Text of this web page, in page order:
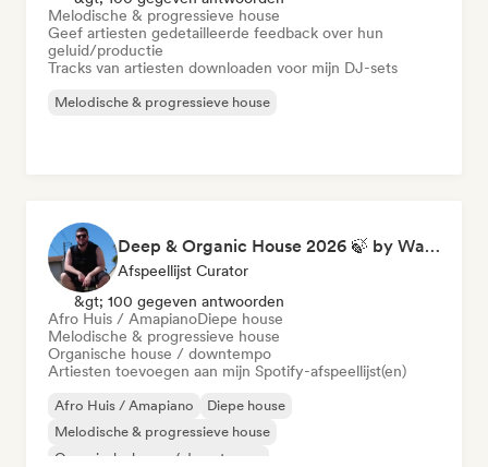
Melodische & progressieve house
Geef artiesten gedetailleerde feedback over hun
geluid/productie
Tracks van artiesten downloaden voor mijn DJ-sets
Melodische & progressieve house
Deep & Organic House 2026 🍃 by Waroxe
Afspeellijst Curator
&gt; 100 gegeven antwoorden
Afro Huis / AmapianoDiepe house
Melodische & progressieve house
Organische house / downtempo
Artiesten toevoegen aan mijn Spotify-afspeellijst(en)
Afro Huis / Amapiano
Diepe house
Melodische & progressieve house
Organische house / downtempo